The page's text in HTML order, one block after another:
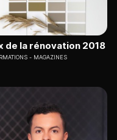
de la rénovation 2018
MAGAZINES